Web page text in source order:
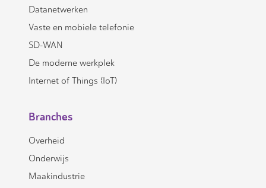
Datanetwerken
Vaste en mobiele telefonie
SD-WAN
De moderne werkplek
Internet of Things (IoT)
Branches
Overheid
Onderwijs
Maakindustrie